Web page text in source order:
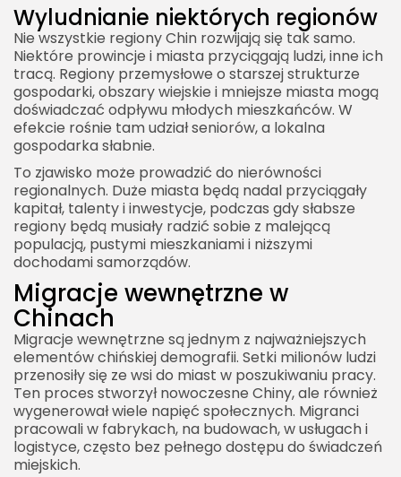
Wyludnianie niektórych regionów
Nie wszystkie regiony Chin rozwijają się tak samo.
Niektóre prowincje i miasta przyciągają ludzi, inne ich
tracą. Regiony przemysłowe o starszej strukturze
gospodarki, obszary wiejskie i mniejsze miasta mogą
doświadczać odpływu młodych mieszkańców. W
efekcie rośnie tam udział seniorów, a lokalna
gospodarka słabnie.
To zjawisko może prowadzić do nierówności
regionalnych. Duże miasta będą nadal przyciągały
kapitał, talenty i inwestycje, podczas gdy słabsze
regiony będą musiały radzić sobie z malejącą
populacją, pustymi mieszkaniami i niższymi
dochodami samorządów.
Migracje wewnętrzne w
Chinach
Migracje wewnętrzne są jednym z najważniejszych
elementów chińskiej demografii. Setki milionów ludzi
przenosiły się ze wsi do miast w poszukiwaniu pracy.
Ten proces stworzył nowoczesne Chiny, ale również
wygenerował wiele napięć społecznych. Migranci
pracowali w fabrykach, na budowach, w usługach i
logistyce, często bez pełnego dostępu do świadczeń
miejskich.